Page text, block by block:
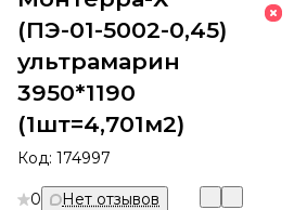
(ПЭ-01-5002-0,45)
ультрамарин
3950*1190
(1шт=4,701м2)
Код: 174997
0 Нет отзывов